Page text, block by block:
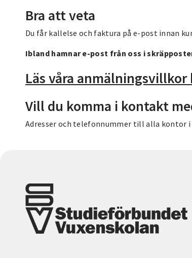
Bra att veta
Du får kallelse och faktura på e-post innan
Ibland hamnar e-post från oss i
Läs våra anmälningsvillkor
Vill du komma i kontakt
Adresser och telefonnummer till alla kontor